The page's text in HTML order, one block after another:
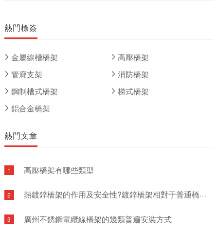
高新區，位于梅州市區西南部約35公里處，處
于梅縣區、梅江區、興寧市、豐順縣和五華縣
科學城和廣州開發區的先進發展模式和發展經
驗，運用廣州對口幫扶的優勢，打造成廣州工
熱門標簽
金屬線槽橋架
高壓橋架
管廊支架
消防橋架
鋼制槽式橋架
梯式橋架
鋁合金橋架
熱門文章
1 高壓橋架有哪些類型
2 熱鍍鋅橋架的作用及安全性?鍍鋅橋架相對于普通橋架有哪些優點?
3 廣州不銹鋼電纜線橋架的幾類普遍安裝方式